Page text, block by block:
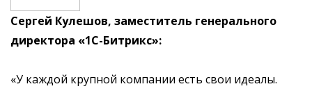
Сергей Кулешов, заместитель генерального
директора «1С-Битрикс»:
«У каждой крупной компании есть свои идеалы.